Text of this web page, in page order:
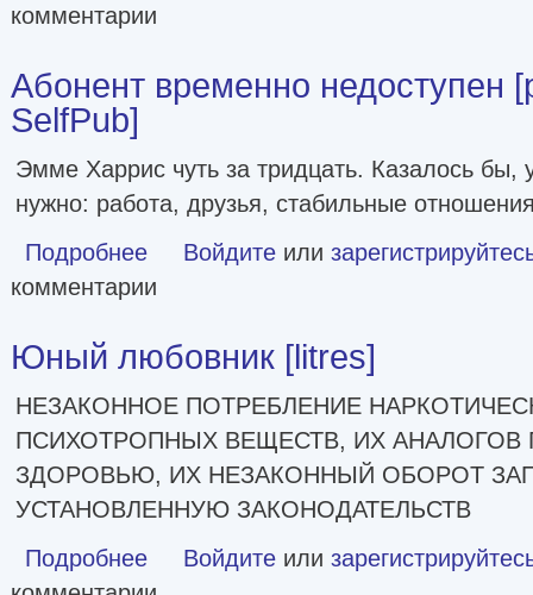
комментарии
Абонент временно недоступен
SelfPub]
Эмме Харрис чуть за тридцать. Казалось бы,
нужно: работа, друзья, стабильные
Подробнее о Абонент временно недоступен [publisher: SelfPub]
Войдите или
комментарии
Юный любовник [litres]
НЕЗАКОННОЕ ПОТРЕБЛЕНИЕ
ПСИХОТРОПНЫХ ВЕЩЕСТВ, ИХ АНАЛОГОВ
ЗДОРОВЬЮ, ИХ НЕЗАКОННЫЙ ОБОРОТ
УСТАНОВЛЕННУЮ ЗАКОНОДАТЕЛЬСТВ
Подробнее о Юный любовник [litres]
Войдите или